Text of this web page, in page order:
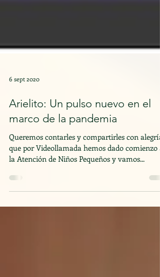
Arielito: Un pulso nuevo en el
marco de la pandemia
Queremos contarles y compartirles con alegría
que por Videollamada hemos dado comienzo a
la Atención de Niños Pequeños y vamos...